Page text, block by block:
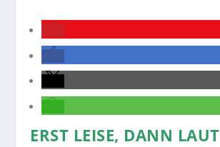
ERST LEISE, DANN LAUT